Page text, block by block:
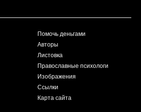
Помочь деньгами
Авторы
Листовка
Православные психологи
Изображения
Ссылки
Карта сайта